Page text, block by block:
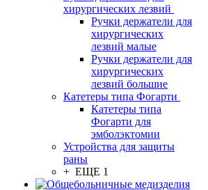
хирургических лезвий
Ручки держатели для
хирургических
лезвий малые
Ручки держатели для
хирургических
лезвий большие
Катетеры типа Фогарти
Катетеры типа
Фогарти для
эмболэктомии
Устройства для защиты
раны
+ ЕЩЕ 1